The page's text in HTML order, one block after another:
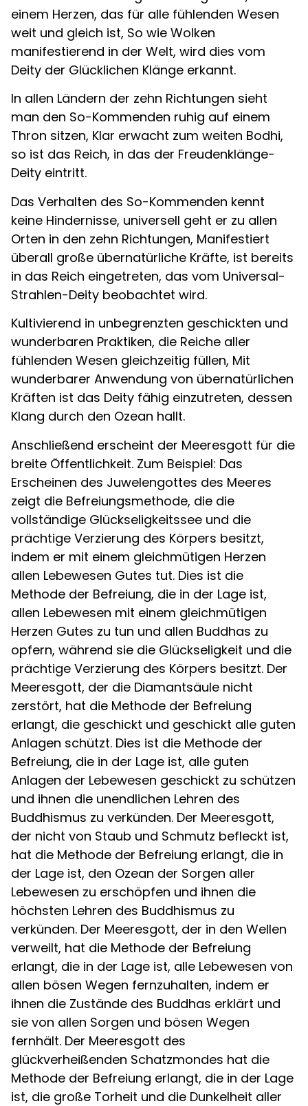
einem Herzen, das für alle fühlenden Wesen
weit und gleich ist, So wie Wolken
manifestierend in der Welt, wird dies vom
Deity der Glücklichen Klänge erkannt.
In allen Ländern der zehn Richtungen sieht
man den So-Kommenden ruhig auf einem
Thron sitzen, Klar erwacht zum weiten Bodhi,
so ist das Reich, in das der Freudenklänge-
Deity eintritt.
Das Verhalten des So-Kommenden kennt
keine Hindernisse, universell geht er zu allen
Orten in den zehn Richtungen, Manifestiert
überall große übernatürliche Kräfte, ist bereits
in das Reich eingetreten, das vom Universal-
Strahlen-Deity beobachtet wird.
Kultivierend in unbegrenzten geschickten und
wunderbaren Praktiken, die Reiche aller
fühlenden Wesen gleichzeitig füllen, Mit
wunderbarer Anwendung von übernatürlichen
Kräften ist das Deity fähig einzutreten, dessen
Klang durch den Ozean hallt.
Anschließend erscheint der Meeresgott für die
breite Öffentlichkeit. Zum Beispiel: Das
Erscheinen des Juwelengottes des Meeres
zeigt die Befreiungsmethode, die die
vollständige Glückseligkeitssee und die
prächtige Verzierung des Körpers besitzt,
indem er mit einem gleichmütigen Herzen
allen Lebewesen Gutes tut. Dies ist die
Methode der Befreiung, die in der Lage ist,
allen Lebewesen mit einem gleichmütigen
Herzen Gutes zu tun und allen Buddhas zu
opfern, während sie die Glückseligkeit und die
prächtige Verzierung des Körpers besitzt. Der
Meeresgott, der die Diamantsäule nicht
zerstört, hat die Methode der Befreiung
erlangt, die geschickt und geschickt alle guten
Anlagen schützt. Dies ist die Methode der
Befreiung, die in der Lage ist, alle guten
Anlagen der Lebewesen geschickt zu schützen
und ihnen die unendlichen Lehren des
Buddhismus zu verkünden. Der Meeresgott,
der nicht von Staub und Schmutz befleckt ist,
hat die Methode der Befreiung erlangt, die in
der Lage ist, den Ozean der Sorgen aller
Lebewesen zu erschöpfen und ihnen die
höchsten Lehren des Buddhismus zu
verkünden. Der Meeresgott, der in den Wellen
verweilt, hat die Methode der Befreiung
erlangt, die in der Lage ist, alle Lebewesen von
allen bösen Wegen fernzuhalten, indem er
ihnen die Zustände des Buddhas erklärt und
sie von allen Sorgen und bösen Wegen
fernhält. Der Meeresgott des
glückverheißenden Schatzmondes hat die
Methode der Befreiung erlangt, die in der Lage
ist, die große Torheit und die Dunkelheit aller